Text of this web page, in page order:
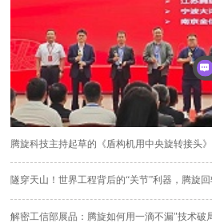
腾旋科技主持起草的《盾构机用中央旋转接头
隧穿天山！世界工程背后的“关节”利器，腾旋
解密工信部展品：腾旋如何用一滴不漏"技术破